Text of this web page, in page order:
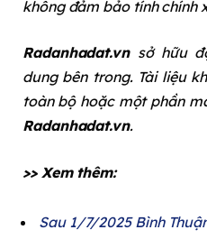
không đảm bảo tính chính
Radanhadat.vnsở hữu
dung bên trong. Tài liệu
toàn bộ hoặc một phần
Radanhadat.vn.
>> Xem thêm:
Sau 1/7/2025 Bình